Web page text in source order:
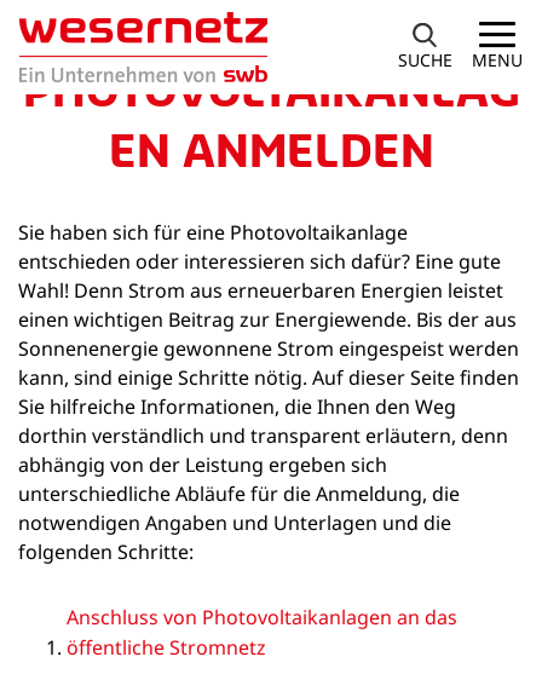
PHOTOVOLTAIKANLAG
EN ANMELDEN
Sie haben sich für eine Photovoltaikanlage
entschieden oder interessieren sich dafür? Eine gute
Wahl! Denn Strom aus erneuerbaren Energien leistet
einen wichtigen Beitrag zur Energiewende. Bis der aus
Sonnenenergie gewonnene Strom eingespeist werden
kann, sind einige Schritte nötig. Auf dieser Seite finden
Sie hilfreiche Informationen, die Ihnen den Weg
dorthin verständlich und transparent erläutern, denn
abhängig von der Leistung ergeben sich
unterschiedliche Abläufe für die Anmeldung, die
notwendigen Angaben und Unterlagen und die
folgenden Schritte:
Anschluss von Photovoltaikanlagen an das
öffentliche Stromnetz
SUCHE MENU